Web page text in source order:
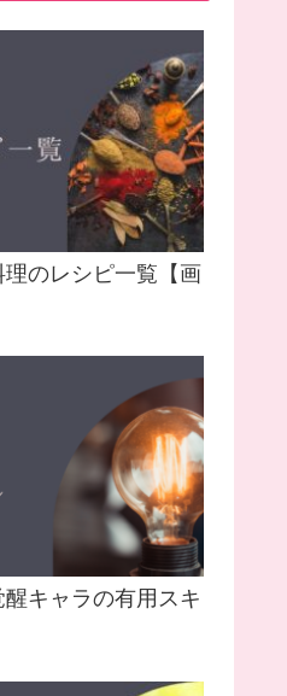
理のレシピ一覧【画
キャラの有用スキ